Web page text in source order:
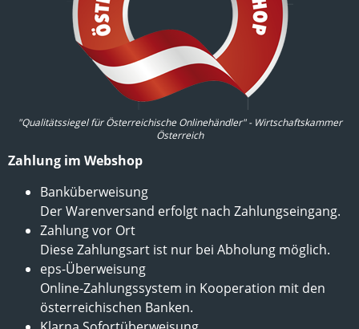
"Qualitätssiegel für Österreichische Onlinehändler" - Wirtschaftskammer
Österreich
Zahlung im Webshop
Banküberweisung
Der Warenversand erfolgt nach Zahlungseingang.
Zahlung vor Ort
Diese Zahlungsart ist nur bei Abholung möglich.
eps-Überweisung
Online-Zahlungssystem in Kooperation mit den
österreichischen Banken.